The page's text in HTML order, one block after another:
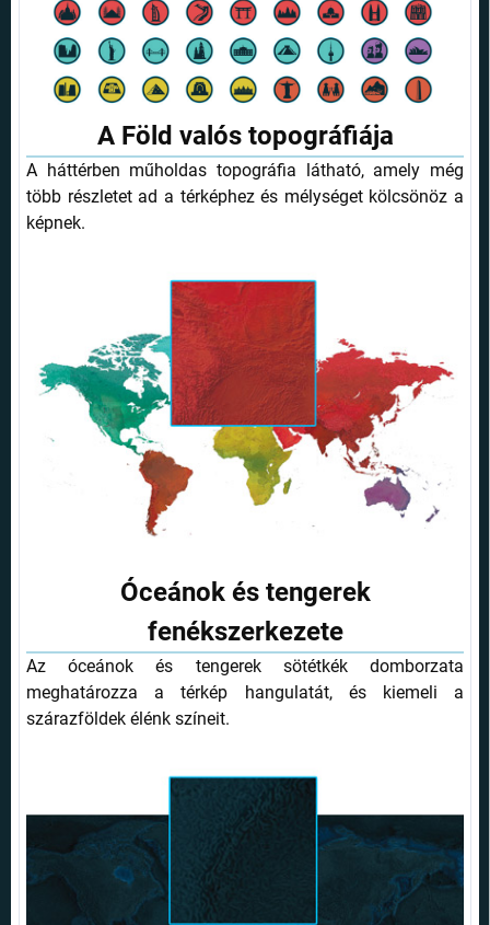
A Föld valós topográfiája
A háttérben műholdas topográfia látható, amely még
több részletet ad a térképhez és mélységet kölcsönöz a
képnek.
Óceánok és tengerek
fenékszerkezete
Az óceánok és tengerek sötétkék domborzata
meghatározza a térkép hangulatát, és kiemeli a
szárazföldek élénk színeit.